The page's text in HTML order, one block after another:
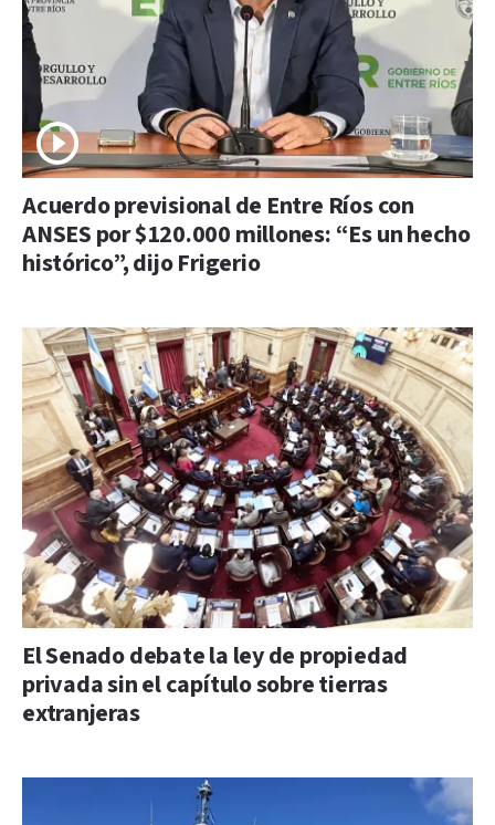
Acuerdo previsional de Entre Ríos con
ANSES por $120.000 millones: “Es un hecho
histórico”, dijo Frigerio
El Senado debate la ley de propiedad
privada sin el capítulo sobre tierras
extranjeras